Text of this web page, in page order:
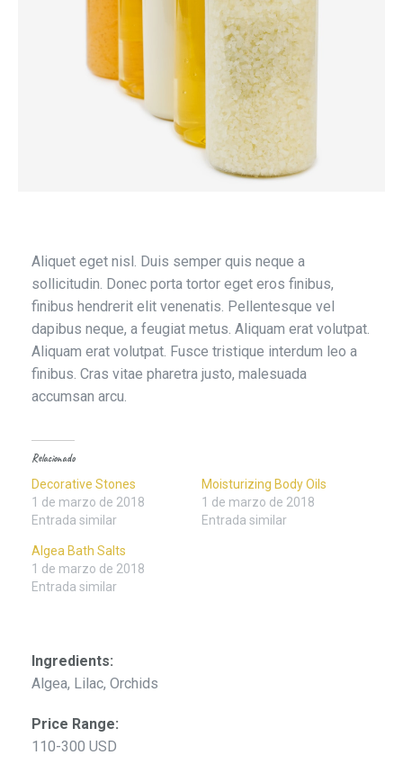
Aliquet eget nisl. Duis semper quis neque a
sollicitudin. Donec porta tortor eget eros finibus,
finibus hendrerit elit venenatis. Pellentesque vel
dapibus neque, a feugiat metus. Aliquam erat volutpat.
Aliquam erat volutpat. Fusce tristique interdum leo a
finibus. Cras vitae pharetra justo, malesuada
accumsan arcu.
Relacionado
Decorative Stones
1 de marzo de 2018
Entrada similar
Moisturizing Body Oils
1 de marzo de 2018
Entrada similar
Algea Bath Salts
1 de marzo de 2018
Entrada similar
Ingredients:
Algea, Lilac, Orchids
Price Range:
110-300 USD